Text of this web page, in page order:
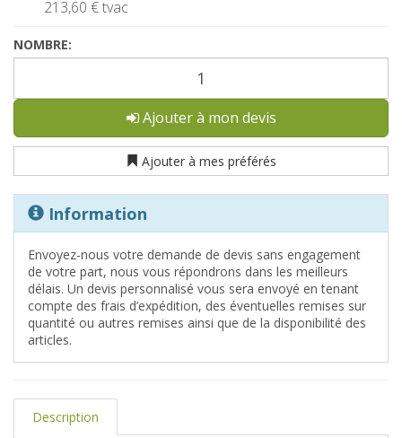
213,60 €tvac
NOMBRE:
Ajouter à mon devis
Ajouter à mes préférés
Information
Envoyez-nous votre demande de devis sans engagement
de votre part, nous vous répondrons dans les meilleurs
délais. Un devis personnalisé vous sera envoyé en tenant
compte des frais d’expédition, des éventuelles remises sur
quantité ou autres remises ainsi que de la disponibilité des
articles.
Description